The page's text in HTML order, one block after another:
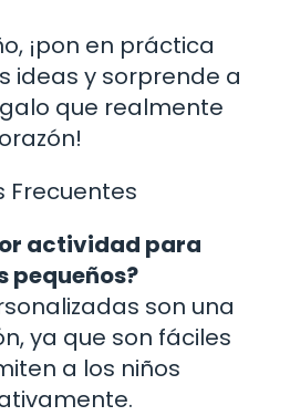
¡pon en práctica
ideas y sorprende a
que realmente
actividad para
pequeños?
son una
ya que son fáciles
a los niños